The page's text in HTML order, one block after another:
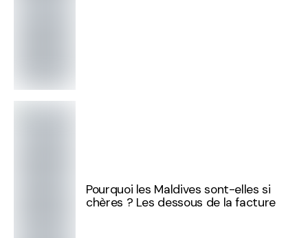
Pourquoi les Maldives sont-elles si
chères ? Les dessous de la facture